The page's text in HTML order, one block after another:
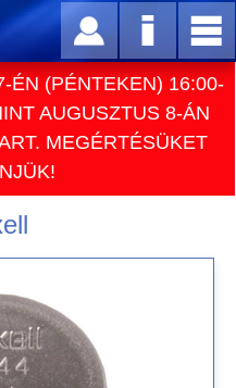
ÉN (PÉNTEKEN) 16:00-
AUGUSZTUS 8-ÁN
MEGÉRTÉSÜKET